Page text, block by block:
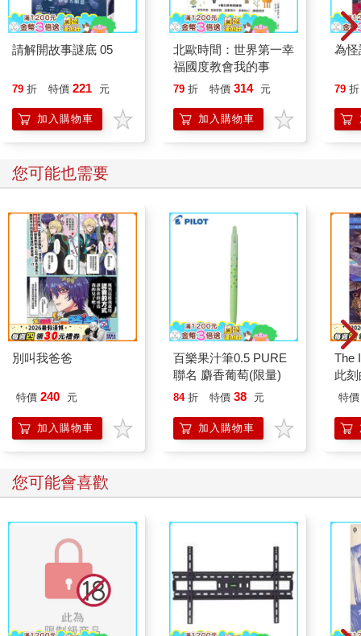
請解開故事謎底 05
79 折 特價 221 元
加入購物車
北歐時間：世界第一幸
福國度教會我的事
79 折 特價 314 元
加入購物車
為怪
79 折
您可能也需要
別叫我爸爸
特價 240 元
加入購物車
百樂果汁筆0.5 PURE
聯名 麝香葡萄(限量)
84 折 特價 38 元
加入購物車
The
此
特價
您可能會喜歡